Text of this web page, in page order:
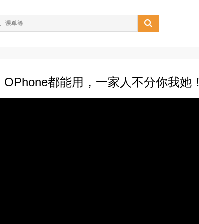

都能用，一家人不分你我她！